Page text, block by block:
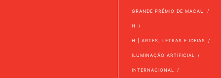
GRANDE PRÉMIO DE MACAU
H
H | ARTES, LETRAS E IDEIAS
ILUMINAÇÃO ARTIFICIAL
INTERNACIONAL